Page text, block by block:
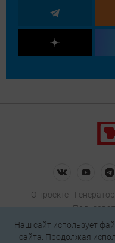
О проекте
Политика
Наш сайт использует
сайта. Продолжая